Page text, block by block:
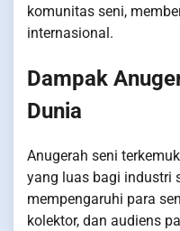
komunitas seni,
internasional.
Dampak
Dunia
Anugerah seni
yang luas bagi industri
mempengaruhi para
kolektor, dan audiens